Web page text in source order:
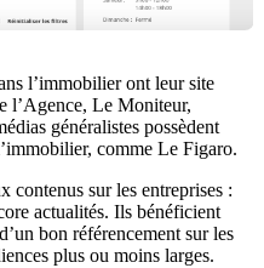
l’immobilier ont leur site
l’Agence, Le Moniteur,
généralistes possèdent
comme Le Figaro.
contenus sur les entreprises :
actualités. Ils bénéficient
bon référencement sur les
plus ou moins larges.